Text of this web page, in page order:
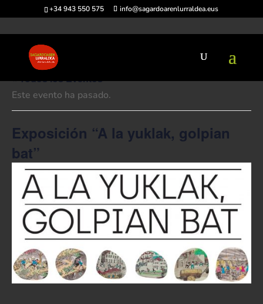
+34 943 550 575 info@sagardoarenlurraldea.eus
« Todos los Eventos
Este evento ha pasado.
Exposición “A la yuklak, golpian
bat”